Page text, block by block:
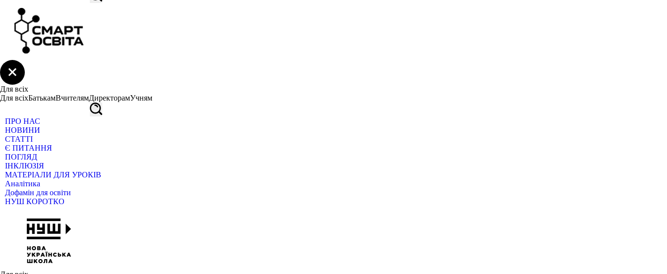
Для всіх
Для всіхБатькамВчителямДиректорамУчням
ПРО НАС
НОВИНИ
СТАТТІ
Є ПИТАННЯ
ПОГЛЯД
ІНКЛЮЗІЯ
МАТЕРІАЛИ ДЛЯ УРОКІВ
Аналітика
Дофамін для освіти
НУШ КОРОТКО